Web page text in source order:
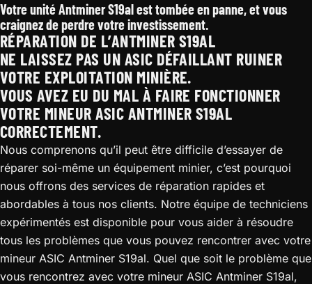
Votre unité Antminer S19al est tombée en panne, et vous
craignez de perdre votre investissement.
RÉPARATION DE L’ANTMINER S19AL
NE LAISSEZ PAS UN ASIC DÉFAILLANT RUINER
VOTRE EXPLOITATION MINIÈRE.
VOUS AVEZ EU DU MAL À FAIRE FONCTIONNER
VOTRE MINEUR ASIC ANTMINER S19AL
CORRECTEMENT.
Nous comprenons qu’il peut être difficile d’essayer de
réparer soi-même un équipement minier, c’est pourquoi
nous offrons des services de réparation rapides et
abordables à tous nos clients. Notre équipe de techniciens
expérimentés est disponible pour vous aider à résoudre
tous les problèmes que vous pouvez rencontrer avec votre
mineur ASIC Antminer S19al. Quel que soit le problème que
vous rencontrez avec votre mineur ASIC Antminer S19al,